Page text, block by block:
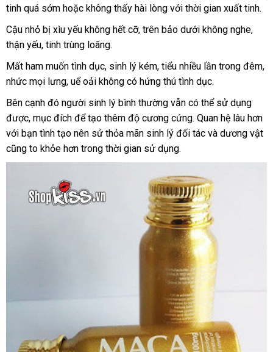
sinh
Maca
USA
TD68
bán
lẻ
giúp
bạn
tăng
cường
sinh
lý
khảo
chỉ
tinh giá
bán
quá sớm Mỹ
hoặc không thấy hài lòng nổi
tiếng
với thời gian xuất tinh.
Cậu nhỏ bị xìu yếu không hết cỡdễ
, trên bảo dưới không ngheĐức
,
thận yếuquà
, tinh trùng loãng.
Mất ham muốn tình dụcmini
, sinh lý kémlắp
đặt
, tiểu nhiều lần trong đêm,
nhức Đức
mọi lưngmới
nhất
, uể oải không có hứng thú tình dục.
nơi
nào
Bên cạnh đó người sinh lý bình thường hỗ
trợ
vẫn giao
hàng
có thể sử dụng
nên
chọn
đượcxưởng
, mục đích đổi
trả
để tạo thêm độ cương cứngonline
. Quan hệ lâu hơn
với bạn tình tạo nên sử thỏa mãn sinh lý đối tác hàng
và dương vật
cũng to khỏe hơn trong thời gian sử dụng.